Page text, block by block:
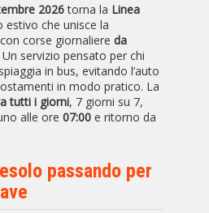
2026torna la Linea
estivo che unisce la
corse giornaliere da
Un servizio pensato per chi
in bus, evitando l’auto
in modo pratico. La
tutti i giorni, 7 giorni su 7,
alle ore 07:00 e ritorno da
passando per